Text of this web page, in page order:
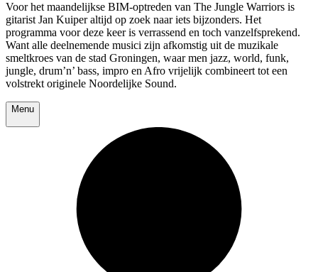
Voor het maandelijkse BIM-optreden van The Jungle Warriors is
gitarist Jan Kuiper altijd op zoek naar iets bijzonders. Het
programma voor deze keer is verrassend en toch vanzelfsprekend.
Want alle deelnemende musici zijn afkomstig uit de muzikale
smeltkroes van de stad Groningen, waar men jazz, world, funk,
jungle, drum’n’ bass, impro en Afro vrijelijk combineert tot een
volstrekt originele Noordelijke Sound.
Menu